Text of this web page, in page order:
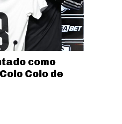
como
Colo de